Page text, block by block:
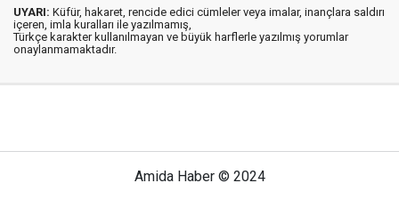
UYARI: Küfür, hakaret, rencide edici cümleler veya imalar, inançlara saldırı
içeren, imla kuralları ile yazılmamış,
Türkçe karakter kullanılmayan ve büyük harflerle yazılmış yorumlar
onaylanmamaktadır.
Amida Haber © 2024